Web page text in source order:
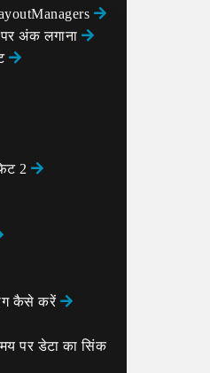
अंक लगाना
2
कैसे करें
पर डेटा का सिंक